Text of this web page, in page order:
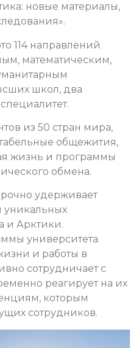
новые материалы,
114 направлений
математическим,
школ, два
из 50 стран мира,
общежития,
жизнь и программы
обмена.
удерживает
уникальных
и Арктики.
университета
и работы в
сотрудничает с
реагирует на их
которым
сотрудников.